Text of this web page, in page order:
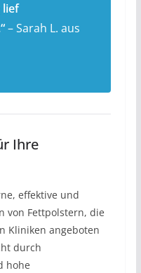
lief
– Sarah L. aus
Ihre
effektive und
von Fettpolstern, die
Kliniken angeboten
durch
hohe